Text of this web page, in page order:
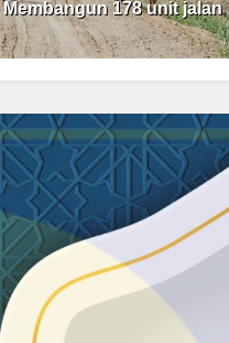
178 unit jalan